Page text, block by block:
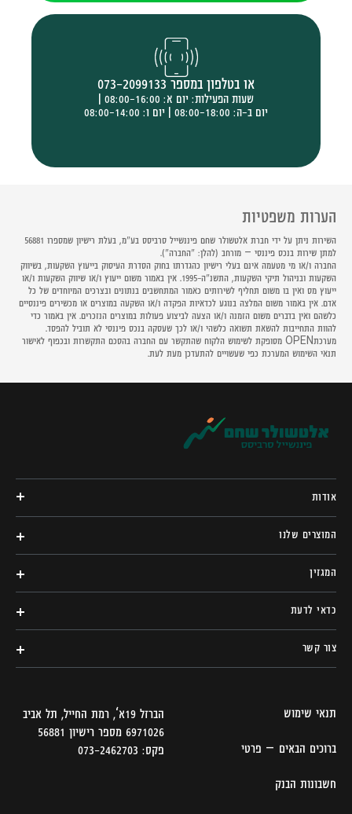
או בטלפון במספר 073-2099133
שעות הפעילות: יום א: 08:00-16:00 |
יום ב-ה: 08:00-18:00 | יום ו: 08:00-14:00
הערות משפטיות
השירות ניתן על ידי חברת אלטשולר שחם פיננשייל סרביסס בע"מ, בעלת רישיון שמספרו 56881
למתן שירות בנכס פיננסי – מורחב (להלן: "החברה").
החברה ו/או מי מטעמה אינם בעלי רישיון כהגדרתו בחוק הסדרת העיסוק בייעוץ השקעות, בשיווק
השקעות ובניהול תיקי השקעות, התשנ"ה-1995. אין באמור משום ייעוץ ו/או שיווק השקעות ו/או
ייעוץ מס ואין בו משום תחליף לשירותים כאמור המתחשבים בנתונים ובצרכים המיוחדים של כל
אדם. אין באמור משום המלצה בנוגע לכדאיות הפקדה ו/או השקעה במוצרים או מכשירים פיננסיים
כלשהם ואין בדברים משום הזמנה ו/או הצעה לביצוע פעולות במוצרים הנזכרים. אין באמור כדי
להוות התחייבות להשאת תשואה כלשהי ו/או לכך שעסקה בנכס פיננסי לא תוביל להפסד.
מערכתOPEN מסופקת לשימוש הלקוח שהתקשר עם החברה בהסכם התקשרות ובכפוף לאישור
תנאי השימוש המערכת כפי שעשויים להתעדכן מעת לעת.
אודות
המוצרים שלנו
המגזין
כדאי לדעת
צור קשר
תנאי שימוש
ברוכים הבאים – פרטי
חשבונות הבנק
הברזל 19א‘, רמת החייל, תל אביב
6971026 מספר רישיון 56881
פקס: 073-2462703